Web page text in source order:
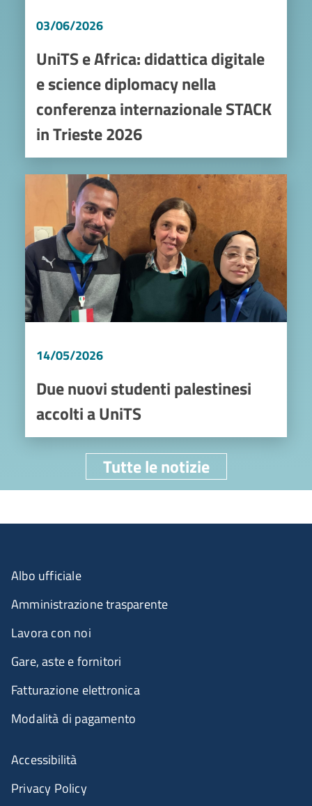
03/06/2026
UniTS e Africa: didattica digitale
e science diplomacy nella
conferenza internazionale STACK
in Trieste 2026
14/05/2026
Due nuovi studenti palestinesi
accolti a UniTS
Tutte le notizie
Albo ufficiale
Amministrazione trasparente
Lavora con noi
Gare, aste e fornitori
Fatturazione elettronica
Modalità di pagamento
Accessibilità
Privacy Policy